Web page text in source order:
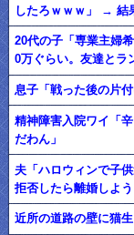
したろｗｗｗ」 → 結
20代の子「専業主婦
0万ぐらい。友達と
息子「戦った後の片
精神障害入院ワイ「
だわん」
夫「ハロウィンで子
拒否したら離婚しよ
近所の道路の壁に猫